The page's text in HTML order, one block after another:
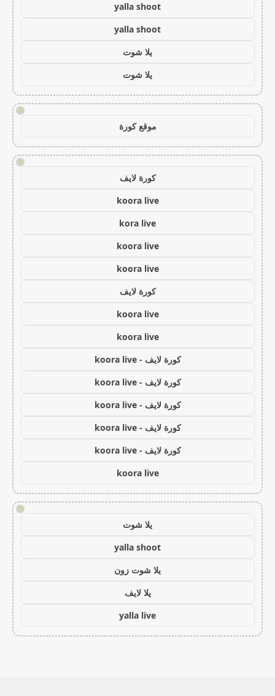
yalla shoot
yalla shoot
يلا شوت
يلا شوت
!
موقع كورة
!
كورة لايف
koora live
kora live
koora live
koora live
كورة لايف
koora live
koora live
كورة لايف - koora live
كورة لايف - koora live
كورة لايف - koora live
كورة لايف - koora live
كورة لايف - koora live
koora live
!
يلا شوت
yalla shoot
يلا شوت زون
يلا لايف
yalla live